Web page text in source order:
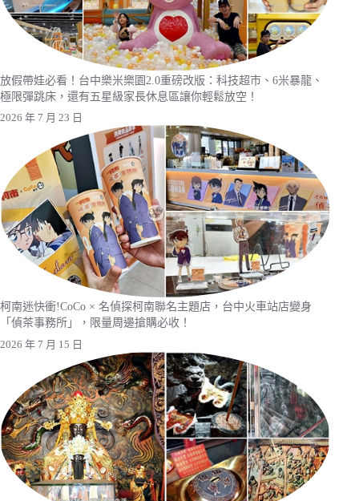
放假帶娃必看！台中樂米樂園2.0重磅改版：科技超市、6米暴龍、
極限彈跳床，還有五星級家長休息區讓你輕鬆放空！
2026 年 7 月 23 日
柯南迷快衝!CoCo × 名偵探柯南聯名主題店，台中火車站店變身
「偵茶事務所」，限量周邊搶購必收！
2026 年 7 月 15 日